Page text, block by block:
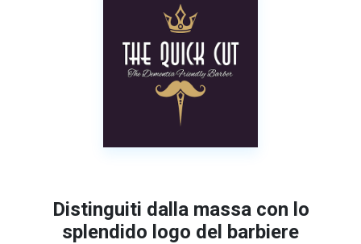
Distinguiti dalla massa con lo
splendido logo del barbiere